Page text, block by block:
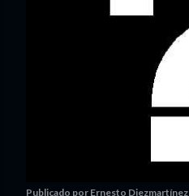
Publicado por Ernesto Diezmartínez